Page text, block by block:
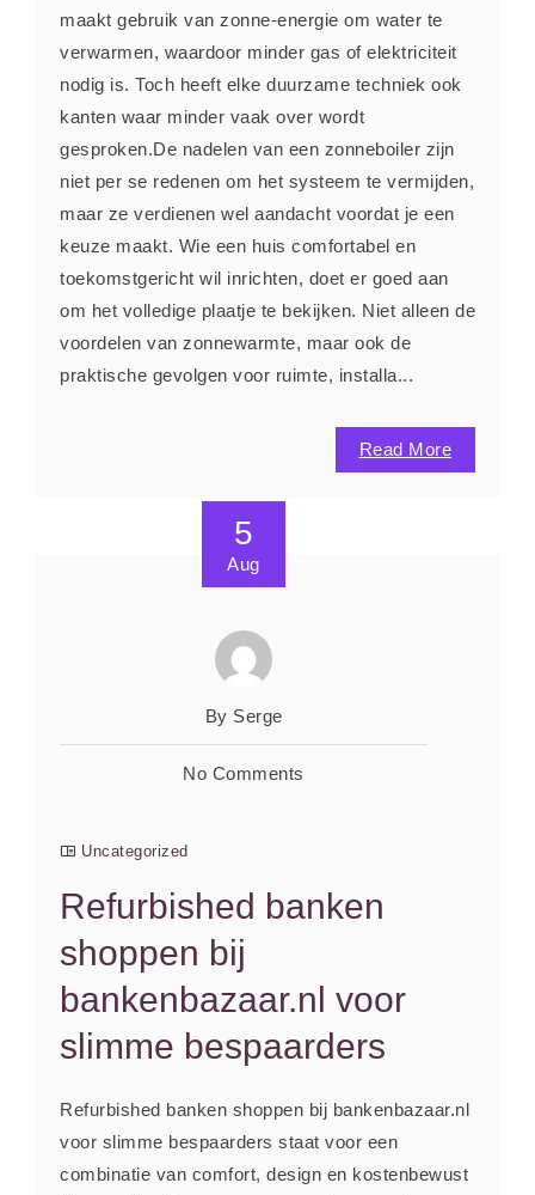
maakt gebruik van zonne-energie om water te
verwarmen, waardoor minder gas of elektriciteit
nodig is. Toch heeft elke duurzame techniek ook
kanten waar minder vaak over wordt
gesproken.De nadelen van een zonneboiler zijn
niet per se redenen om het systeem te vermijden,
maar ze verdienen wel aandacht voordat je een
keuze maakt. Wie een huis comfortabel en
toekomstgericht wil inrichten, doet er goed aan
om het volledige plaatje te bekijken. Niet alleen de
voordelen van zonnewarmte, maar ook de
praktische gevolgen voor ruimte, installa...
Read More
5
Aug
By Serge
No Comments
Uncategorized
Refurbished banken
shoppen bij
bankenbazaar.nl voor
slimme bespaarders
Refurbished banken shoppen bij bankenbazaar.nl
voor slimme bespaarders staat voor een
combinatie van comfort, design en kostenbewust